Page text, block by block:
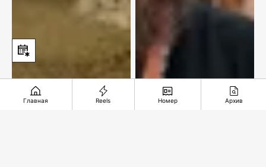
Главная Reels Номер Архив